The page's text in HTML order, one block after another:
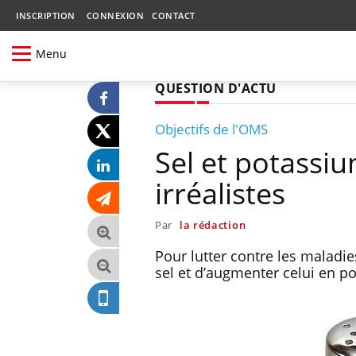
INSCRIPTION CONNEXION CONTACT
Menu
QUESTION D'ACTU
Objectifs de l'OMS
Sel et
irréalistes
Par la rédaction
Pour lutter contre les
sel et d’augmenter celui en